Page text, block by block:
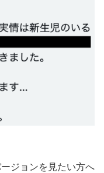
ジョンを見たい方へ